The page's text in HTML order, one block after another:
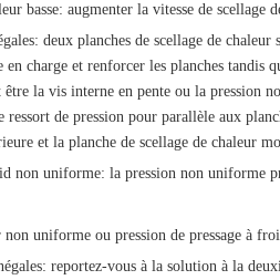
basse: augmenter la vitesse de scellage
deux planches de scellage de
charge et renforcer les planches tandis
la vis interne en pente ou la pression
de pression pour parallèle aux
et la planche de scellage de chaleur
non uniforme: la pression non
uniforme ou pression de pressage à
reportez-vous à la solution à la